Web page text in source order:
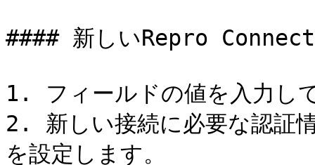
#### 新しいRepro
1. フィールドの値を入力し
2. 新しい接続に必要な認証
を設定します。